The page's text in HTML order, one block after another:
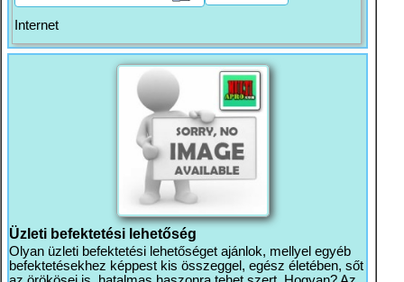
Internet
Üzleti befektetési lehetőség
Olyan üzleti befektetési lehetőséget ajánlok, mellyel egyéb
befektetésekhez képpest kis összeggel, egész életében, sőt